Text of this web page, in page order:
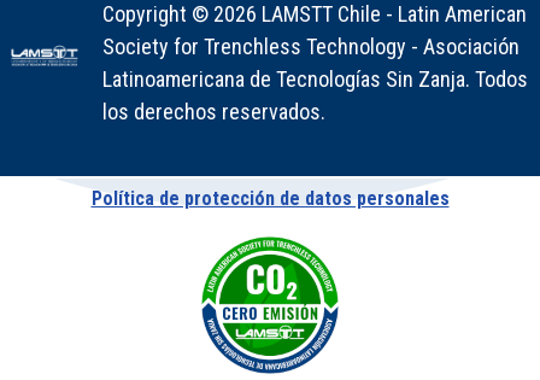
Copyright © 2026 LAMSTT Chile - Latin American
Society for Trenchless Technology - Asociación
Latinoamericana de Tecnologías Sin Zanja. Todos
los derechos reservados.
Política de protección de datos personales